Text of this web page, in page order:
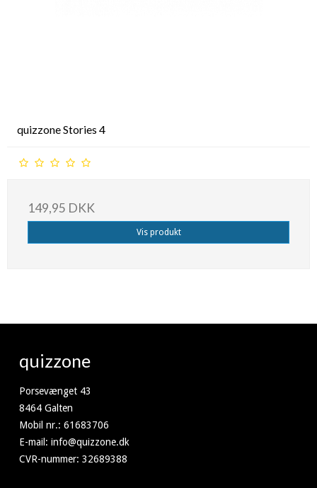
quizzone Stories 4
149,95 DKK
Vis produkt
quizzone
Porsevænget 43
8464 Galten
Mobil nr.: 61683706
E-mail : info@quizzone.dk
CVR-nummer: 32689388